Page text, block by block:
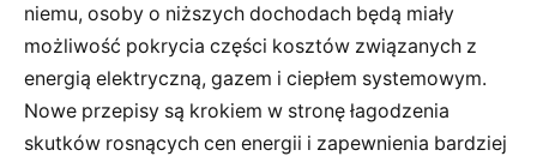
niemu, osoby o niższych dochodach będą miały
możliwość pokrycia części kosztów związanych z
energią elektryczną, gazem i ciepłem systemowym.
Nowe przepisy są krokiem w stronę łagodzenia
skutków rosnących cen energii i zapewnienia bardziej